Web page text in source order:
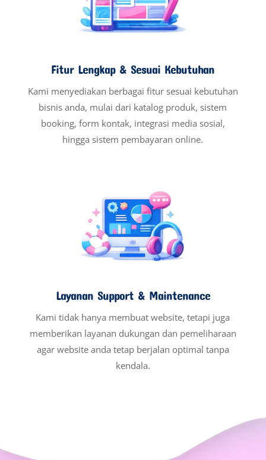
Fitur Lengkap & Sesuai Kebutuhan
Kami menyediakan berbagai fitur sesuai kebutuhan
bisnis anda, mulai dari katalog produk, sistem
booking, form kontak, integrasi media sosial,
hingga sistem pembayaran online.
Layanan Support & Maintenance
Kami tidak hanya membuat website, tetapi juga
memberikan layanan dukungan dan pemeliharaan
agar website anda tetap berjalan optimal tanpa
kendala.